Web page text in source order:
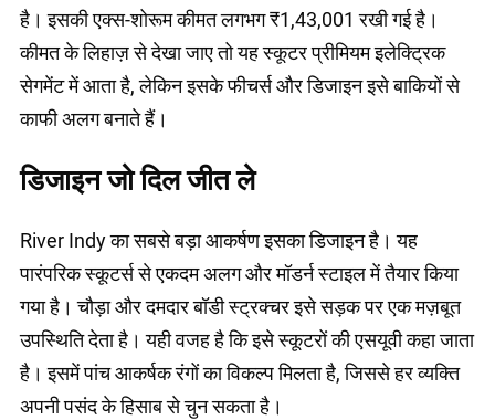
है। इसकी एक्स-शोरूम कीमत लगभग ₹1,43,001 रखी गई है।
कीमत के लिहाज़ से देखा जाए तो यह स्कूटर प्रीमियम इलेक्ट्रिक
सेगमेंट में आता है, लेकिन इसके फीचर्स और डिजाइन इसे बाकियों से
काफी अलग बनाते हैं।
डिजाइन जो दिल जीत ले
River Indy का सबसे बड़ा आकर्षण इसका डिजाइन है। यह
पारंपरिक स्कूटर्स से एकदम अलग और मॉडर्न स्टाइल में तैयार किया
गया है। चौड़ा और दमदार बॉडी स्ट्रक्चर इसे सड़क पर एक मज़बूत
उपस्थिति देता है। यही वजह है कि इसे स्कूटरों की एसयूवी कहा जाता
है। इसमें पांच आकर्षक रंगों का विकल्प मिलता है, जिससे हर व्यक्ति
अपनी पसंद के हिसाब से चुन सकता है।